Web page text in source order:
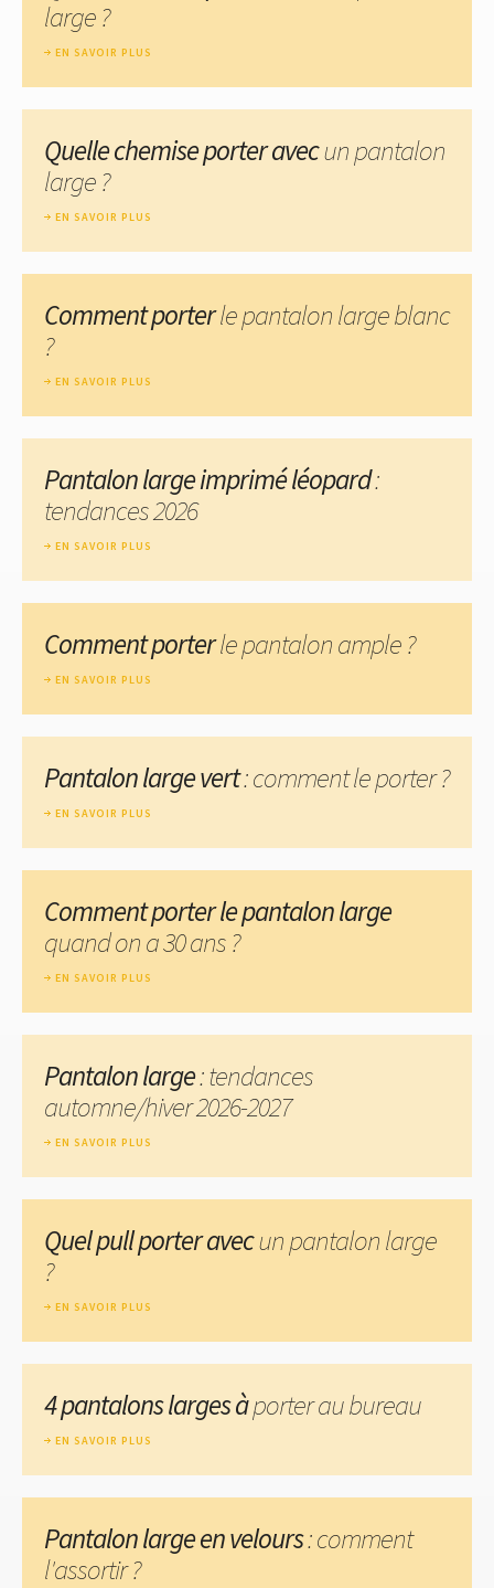
large ?
EN SAVOIR PLUS
Quelle chemise porter avecun pantalon
large ?
EN SAVOIR PLUS
Comment porterle pantalon large blanc
?
EN SAVOIR PLUS
Pantalon large imprimé léopard:
tendances 2026
EN SAVOIR PLUS
Comment porterle pantalon ample ?
EN SAVOIR PLUS
Pantalon large vert: comment le porter ?
EN SAVOIR PLUS
Comment porter le pantalon large
quand on a 30 ans ?
EN SAVOIR PLUS
Pantalon large: tendances
automne/hiver 2026-2027
EN SAVOIR PLUS
Quel pull porter avecun pantalon large
?
EN SAVOIR PLUS
4 pantalons larges àporter au bureau
EN SAVOIR PLUS
Pantalon large en velours: comment
l'assortir ?